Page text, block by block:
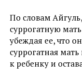
По словам
суррогатную
убеждая ее, что
суррогатная
к ребенку и